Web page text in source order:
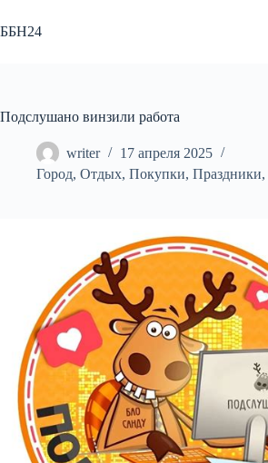
к
сути
ББН24
Подслушано винзили работа
writer
17 апреля 2025
Город, Отдых, Покупки, Праздники,